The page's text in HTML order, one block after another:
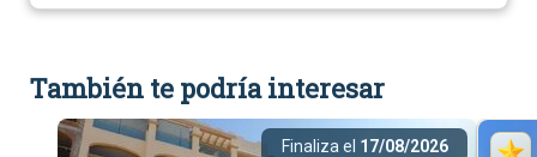
También te podría interesar
Finaliza el 17/08/2026